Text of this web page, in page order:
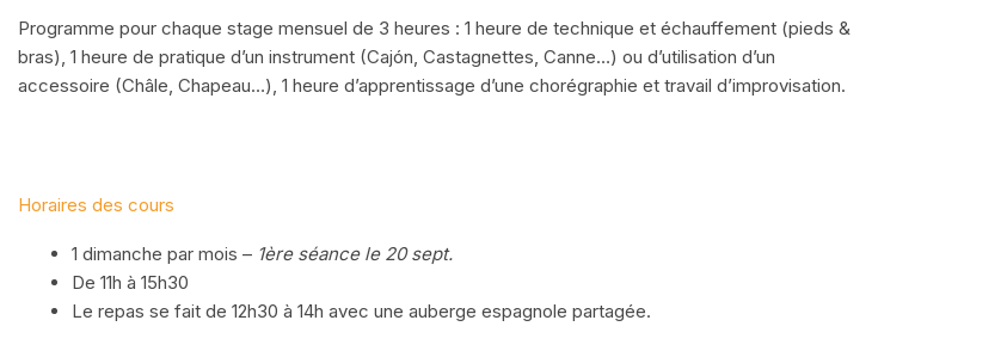
Programme pour chaque stage mensuel de 3 heures : 1 heure de technique et échauffement (pieds &
bras), 1 heure de pratique d’un instrument (Cajón, Castagnettes, Canne…) ou d’utilisation d’un
accessoire (Châle, Chapeau…), 1 heure d’apprentissage d’une chorégraphie et travail d’improvisation.
Horaires des cours
1 dimanche par mois – 1ère séance le 20 sept.
De 11h à 15h30
Le repas se fait de 12h30 à 14h avec une auberge espagnole partagée.